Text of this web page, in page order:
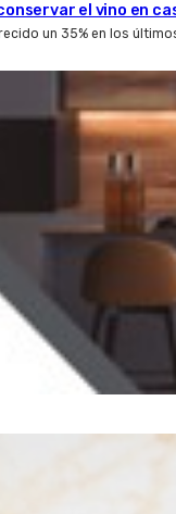
el vino en
un 35% en los